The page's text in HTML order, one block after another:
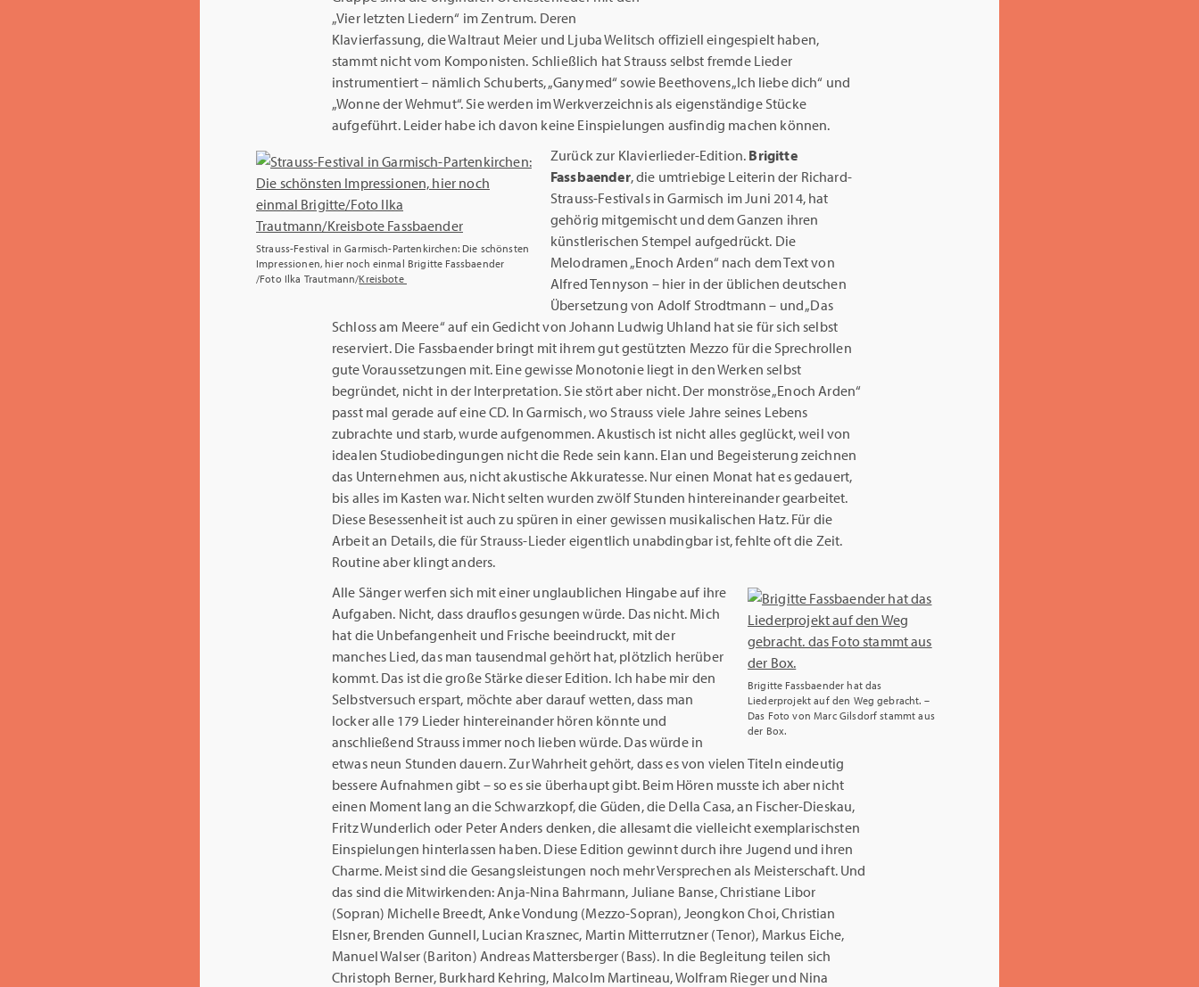
„Vier letzten Liedern“ im Zentrum. Deren
Klavierfassung, die Waltraut Meier und Ljuba Welitsch offiziell eingespielt haben,
stammt nicht vom Komponisten. Schließlich hat Strauss selbst fremde Lieder
instrumentiert – nämlich Schuberts, „Ganymed“ sowie Beethovens „Ich liebe dich“ und
„Wonne der Wehmut“. Sie werden im Werkverzeichnis als eigenständige Stücke
aufgeführt. Leider habe ich davon keine Einspielungen ausfindig machen können.
Strauss-Festival in Garmisch-Partenkirchen: Die schönsten
Impressionen, hier noch einmal Brigitte Fassbaender
/Foto Ilka Trautmann/Kreisbote
Zurück zur Klavierlieder-Edition. Brigitte
Fassbaender, die umtriebige Leiterin der Richard-
Strauss-Festivals in Garmisch im Juni 2014, hat
gehörig mitgemischt und dem Ganzen ihren
künstlerischen Stempel aufgedrückt. Die
Melodramen „Enoch Arden“ nach dem Text von
Alfred Tennyson – hier in der üblichen deutschen
Übersetzung von Adolf Strodtmann – und „Das
Schloss am Meere“ auf ein Gedicht von Johann Ludwig Uhland hat sie für sich selbst
reserviert. Die Fassbaender bringt mit ihrem gut gestützten Mezzo für die Sprechrollen
gute Voraussetzungen mit. Eine gewisse Monotonie liegt in den Werken selbst
begründet, nicht in der Interpretation. Sie stört aber nicht. Der monströse „Enoch Arden“
passt mal gerade auf eine CD. In Garmisch, wo Strauss viele Jahre seines Lebens
zubrachte und starb, wurde aufgenommen. Akustisch ist nicht alles geglückt, weil von
idealen Studiobedingungen nicht die Rede sein kann. Elan und Begeisterung zeichnen
das Unternehmen aus, nicht akustische Akkuratesse. Nur einen Monat hat es gedauert,
bis alles im Kasten war. Nicht selten wurden zwölf Stunden hintereinander gearbeitet.
Diese Besessenheit ist auch zu spüren in einer gewissen musikalischen Hatz. Für die
Arbeit an Details, die für Strauss-Lieder eigentlich unabdingbar ist, fehlte oft die Zeit.
Routine aber klingt anders.
Brigitte Fassbaender hat das
Liederprojekt auf den Weg gebracht. –
Das Foto von Marc Gilsdorf stammt aus
der Box.
Alle Sänger werfen sich mit einer unglaublichen Hingabe auf ihre
Aufgaben. Nicht, dass drauflos gesungen würde. Das nicht. Mich
hat die Unbefangenheit und Frische beeindruckt, mit der
manches Lied, das man tausendmal gehört hat, plötzlich herüber
kommt. Das ist die große Stärke dieser Edition. Ich habe mir den
Selbstversuch erspart, möchte aber darauf wetten, dass man
locker alle 179 Lieder hintereinander hören könnte und
anschließend Strauss immer noch lieben würde. Das würde in
etwas neun Stunden dauern. Zur Wahrheit gehört, dass es von vielen Titeln eindeutig
bessere Aufnahmen gibt – so es sie überhaupt gibt. Beim Hören musste ich aber nicht
einen Moment lang an die Schwarzkopf, die Güden, die Della Casa, an Fischer-Dieskau,
Fritz Wunderlich oder Peter Anders denken, die allesamt die vielleicht exemplarischsten
Einspielungen hinterlassen haben. Diese Edition gewinnt durch ihre Jugend und ihren
Charme. Meist sind die Gesangsleistungen noch mehr Versprechen als Meisterschaft. Und
das sind die Mitwirkenden: Anja-Nina Bahrmann, Juliane Banse, Christiane Libor
(Sopran) Michelle Breedt, Anke Vondung (Mezzo-Sopran), Jeongkon Choi, Christian
Elsner, Brenden Gunnell, Lucian Krasznec, Martin Mitterrutzner (Tenor), Markus Eiche,
Manuel Walser (Bariton) Andreas Mattersberger (Bass). In die Begleitung teilen sich
Christoph Berner, Burkhard Kehring, Malcolm Martineau, Wolfram Rieger und Nina